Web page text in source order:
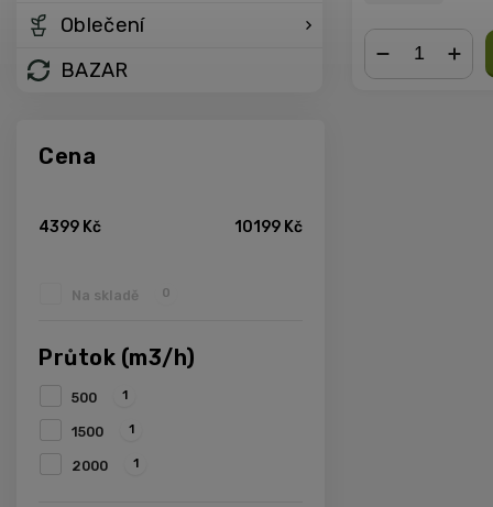
Oblečení
BAZAR
Cena
4399 Kč 10199 Kč
Na skladě 0
Průtok (m3/h)
500 1
1500 1
2000 1